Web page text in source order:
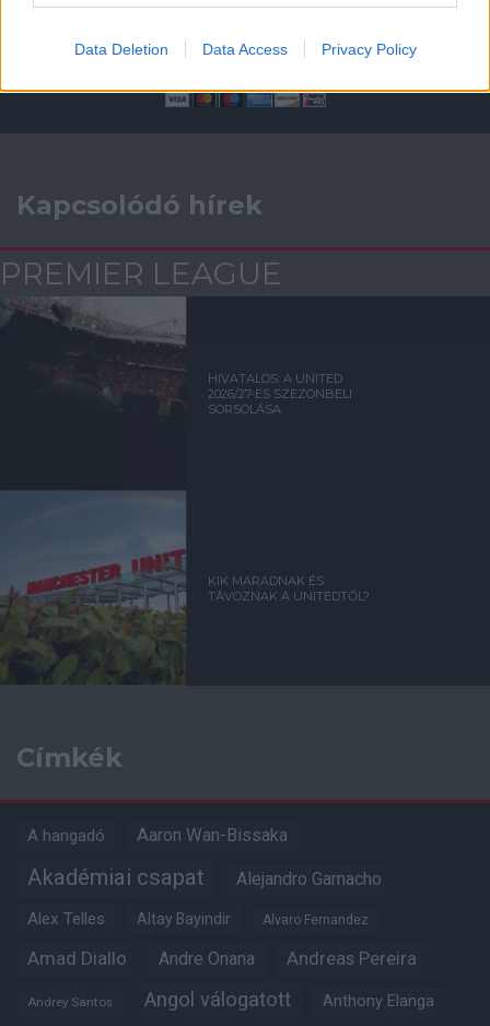
Data Deletion Data Access Privacy Policy
Kapcsolódó hírek
PREMIER LEAGUE
HIVATALOS: A UNITED
2026/27-ES SZEZONBELI
SORSOLÁSA
KIK MARADNAK ÉS
TÁVOZNAK A UNITEDTŐL?
Címkék
A hangadó Aaron Wan-Bissaka
Akadémiai csapat Alejandro Garnacho
Alex Telles Altay Bayindir Alvaro Fernandez
Amad Diallo Andre Onana Andreas Pereira
Andrey Santos Angol válogatott Anthony Elanga